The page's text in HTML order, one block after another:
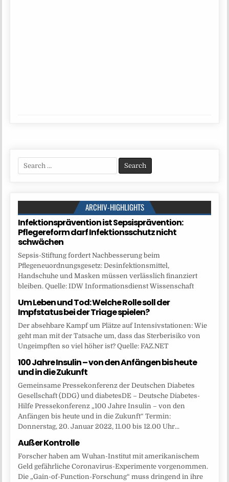
Search
for:
ARCHIV-HIGHLIGHTS
Infektionsprävention ist Sepsisprävention:
Pflegereform darf Infektionsschutz nicht
schwächen
Sepsis-Stiftung fordert Nachbesserung beim
Pflegeneuordnungsgesetz: Desinfektionsmittel,
Handschuhe und Masken müssen verlässlich finanziert
bleiben. Quelle: IDW Informationsdienst Wissenschaft
Um Leben und Tod: Welche Rolle soll der
Impfstatus bei der Triage spielen?
Der absehbare Kampf um Plätze auf Intensivstationen: Wie
geht man mit der Tatsache um, dass das Sterberisiko von
Ungeimpften so viel höher ist? Quelle: FAZ.NET
100 Jahre Insulin – von den Anfängen bis heute
und in die Zukunft
Gemeinsame Pressekonferenz der Deutschen Diabetes
Gesellschaft (DDG) und diabetesDE – Deutsche Diabetes-
Hilfe Pressekonferenz „100 Jahre Insulin – von den
Anfängen bis heute und in die Zukunft“ Termin:
Donnerstag, 20. Januar 2022, 11.00 bis 12.00 Uhr...
Außer Kontrolle
Forscher haben am Wuhan-Institut mit amerikanischem
Geld gefährliche Coronavirus-Experimente vorgenommen.
Die „Gain-of-Function-Forschung“ muss dringend in ihre